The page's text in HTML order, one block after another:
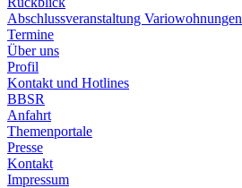
Abschlussveranstaltung Variowohnungen
Termine
Über uns
Profil
Kontakt und Hotlines
BBSR
Anfahrt
Themenportale
Presse
Kontakt
Impressum